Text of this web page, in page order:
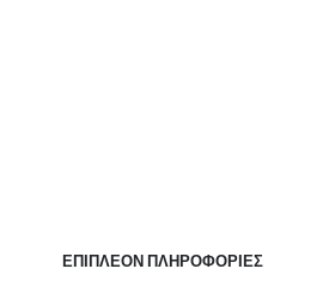
ΕΠΙΠΛΈΟΝ ΠΛΗΡΟΦΟΡΊΕΣ